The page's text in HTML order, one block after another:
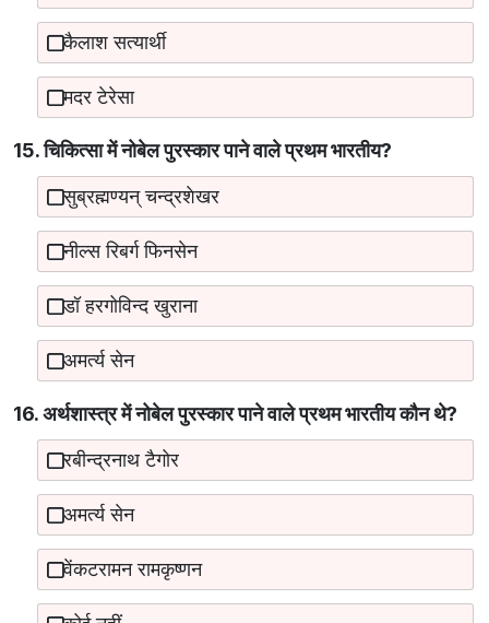
कैलाश सत्यार्थी
मदर टेरेसा
15. चिकित्सा में नोबेल पुरस्कार पाने वाले प्रथम भारतीय?
सुब्रह्मण्यन् चन्द्रशेखर
नील्स रिबर्ग फिनसेन
डॉ हरगोविन्द खुराना
अमर्त्य सेन
16. अर्थशास्त्र में नोबेल पुरस्कार पाने वाले प्रथम भारतीय कौन थे?
रबीन्द्रनाथ टैगोर
अमर्त्य सेन
वेंकटरामन रामकृष्णन